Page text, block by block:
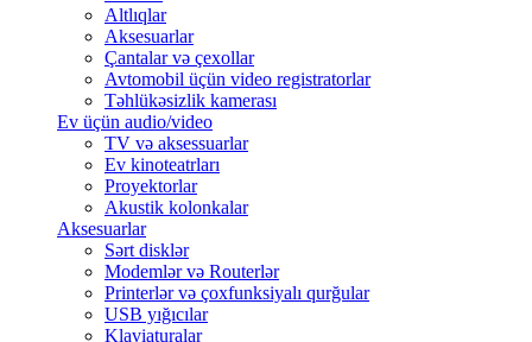
Altlıqlar
Aksesuarlar
Çantalar və çexollar
Avtomobil üçün video registratorlar
Təhlükəsizlik kamerası
Ev üçün audio/video
TV və aksessuarlar
Ev kinoteatrları
Proyektorlar
Akustik kolonkalar
Aksesuarlar
Sərt disklər
Modemlər və Routerlər
Printerlər və çoxfunksiyalı qurğular
USB yığıcılar
Klaviaturalar